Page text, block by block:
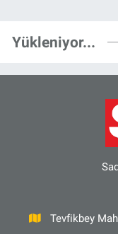
Yükleniyor...
Tevfikbey